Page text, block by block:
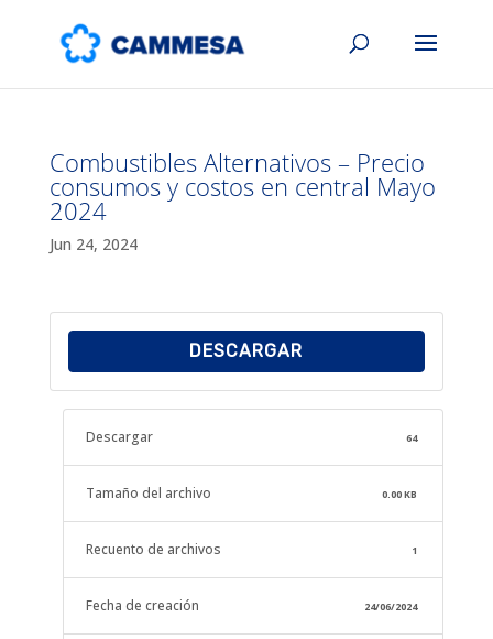
Combustibles Alternativos – Precio
consumos y costos en central Mayo
2024
Jun 24, 2024
DESCARGAR
Descargar 64
Tamaño del archivo 0.00 KB
Recuento de archivos 1
Fecha de creación 24/06/2024